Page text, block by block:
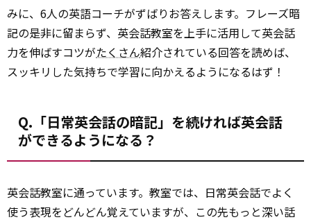
みに、6人の英語コーチがずばりお答えします。フレーズ暗
記の是非に留まらず、英会話教室を上手に活用して英会話
力を伸ばすコツがたくさん紹介されている回答を読めば、
スッキリした気持ちで学習に向かえるようになるはず！
Q.「日常英会話の暗記」を続ければ英会話
ができるようになる？
英会話教室に通っています。教室では、日常英会話でよく
使う表現をどんどん覚えていますが、この先もっと深い話